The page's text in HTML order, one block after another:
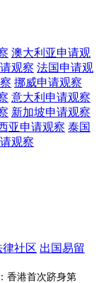
澳大利亚申请观
观察 法国申请观
挪威申请观察
意大利 申请观察
新加坡申请观察
亚申请观察 泰国
观察
律社区 出国易留
香港首次跻身第